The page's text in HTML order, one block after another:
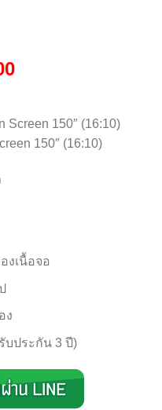
Current
฿39,000.00.
Screen 150″ (16:10)
150″ (16:10)
งเนื้อจอ
ง
บประกัน 3 ปี)